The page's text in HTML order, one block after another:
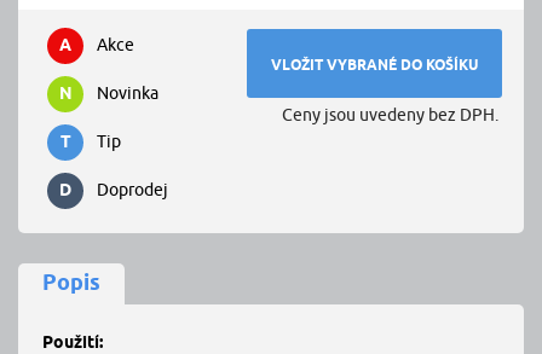
Ceny jsou uvedeny bez DPH.
A Akce
N Novinka
T Tip
D Doprodej
Popis
Použití: